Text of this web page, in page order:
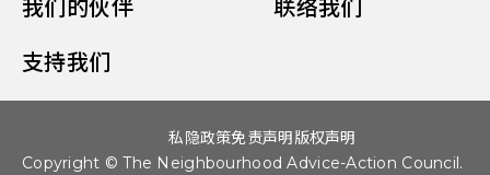
我们的伙伴
支持我们
联络我们
Copyright © The Neighbourhood Advice-Action Council.
私隐政策免责声明 版权声明